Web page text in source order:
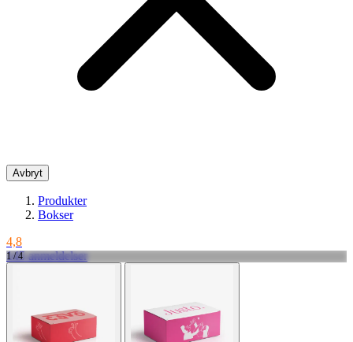
Avbryt
Produkter
Bokser
4,8
145 anmeldelser
1 / 4